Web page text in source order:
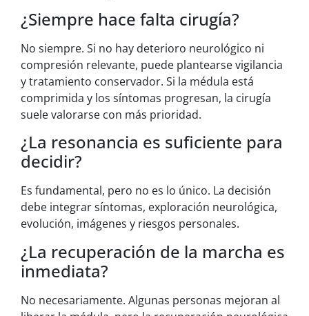
¿Siempre hace falta cirugía?
No siempre. Si no hay deterioro neurológico ni
compresión relevante, puede plantearse vigilancia
y tratamiento conservador. Si la médula está
comprimida y los síntomas progresan, la cirugía
suele valorarse con más prioridad.
¿La resonancia es suficiente para
decidir?
Es fundamental, pero no es lo único. La decisión
debe integrar síntomas, exploración neurológica,
evolución, imágenes y riesgos personales.
¿La recuperación de la marcha es
inmediata?
No necesariamente. Algunas personas mejoran al